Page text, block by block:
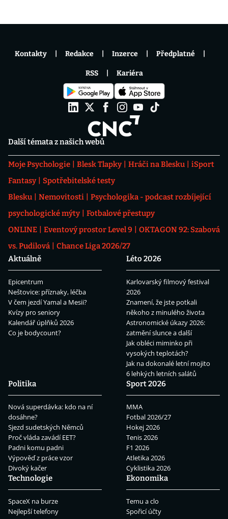
Další témata z našich webů
Moje Psychologie Blesk Tlapky Hráči na Blesku
iSport
Fantasy
Spotřebitelské testy
Blesku
Nemovitosti
Psychologika - podcast rozbíjející
psychologické mýty
Fotbalové přestupy
ONLINE
Eventový prostor Level 9
OKTAGON 92: Szabová
vs. Pudilová
Chance Liga 2026/27
Aktuálně
Epicentrum
Neštovice: příznaky, léčba
V čem jezdí Yamal a Mesii?
Kvízy pro seniory
Kalendář úplňků 2026
Co je bodycount?
Léto 2026
Karlovarský filmový festival
2026
Znamení, že jste potkali
někoho z minulého života
Astronomické úkazy 2026:
zatmění slunce a další
Jak obléci miminko při
vysokých teplotách?
Jak na dokonalé letní mojito
6 lehkých letních salátů
Politika
Nová superdávka: kdo na ní
dosáhne?
Sjezd sudetských Němců
Proč vláda zavádí EET?
Padni komu padni
Výpověď z práce vzor
Divoký kačer
Sport 2026
MMA
Fotbal 2026/27
Hokej 2026
Tenis 2026
F1 2026
Atletika 2026
Cyklistika 2026
Technologie
SpaceX na burze
Nejlepší telefony
Ekonomika
Temu a clo
Spořicí účty
Kontakty Redakce Inzerce Předplatné
RSS Kariéra